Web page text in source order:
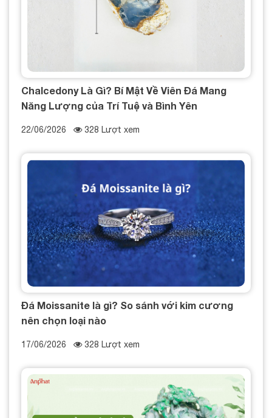
Chalcedony Là Gì? Bí Mật Về Viên Đá Mang
Năng Lượng của Trí Tuệ và Bình Yên
22/06/2026 328 Lượt xem
Đá Moissanite là gì? So sánh với kim cương
nên chọn loại nào
17/06/2026 328 Lượt xem